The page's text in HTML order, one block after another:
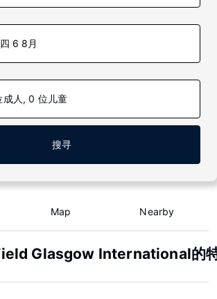
6 8月
成人, 0 位儿童
搜寻
Map Nearby
Glasgow International的